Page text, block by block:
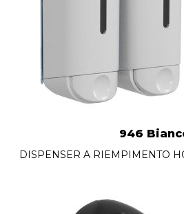
946
DISPENSER A RIEMPIMENTO